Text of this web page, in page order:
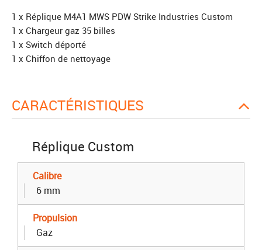
1 x Réplique M4A1 MWS PDW Strike Industries Custom
1 x Chargeur gaz 35 billes
1 x Switch déporté
1 x Chiffon de nettoyage
CARACTÉRISTIQUES
Réplique Custom
Calibre
6 mm
Propulsion
Gaz